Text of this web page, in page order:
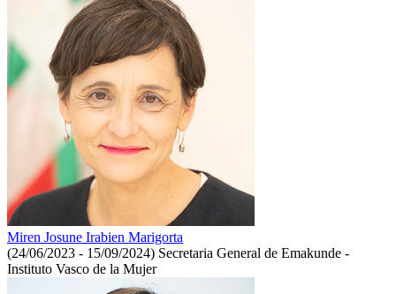
Miren Josune Irabien Marigorta
(24/06/2023 - 15/09/2024) Secretaria General de Emakunde -
Instituto Vasco de la Mujer